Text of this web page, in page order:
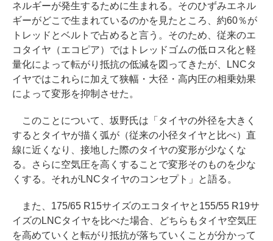
ネルギーが発生するために生まれる。そのひずみエネル
ギーがどこで生まれているのかを見たところ、約60％が
トレッドとベルトで占めると言う。そのため、従来のエ
コタイヤ（エコピア）ではトレッドゴムの低ロス化と軽
量化によって転がり抵抗の低減を図ってきたが、LNCタ
イヤではこれらに加えて狭幅・大径・高内圧の相乗効果
によって変形を抑制させた。
このことについて、坂野氏は「タイヤの外径を大きく
するとタイヤが描く弧が（従来の小径タイヤと比べ）直
線に近くなり、接地した際のタイヤの変形が少なくな
る。さらに空気圧を高くすることで変形そのものを少な
くする。それがLNCタイヤのコンセプト」と語る。
また、175/65 R15サイズのエコタイヤと155/55 R19サ
イズのLNCタイヤを比べた場合、どちらもタイヤ空気圧
を高めていくと転がり抵抗が落ちていくことが分かって